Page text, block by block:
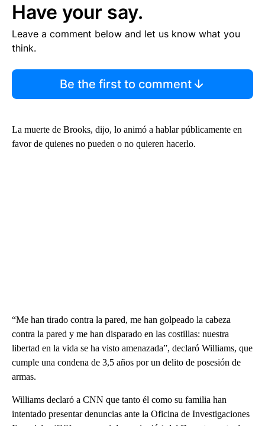
Have your say.
Leave a comment below and let us know what you
think.
Be the first to comment
La muerte de Brooks, dijo, lo animó a hablar públicamente en
favor de quienes no pueden o no quieren hacerlo.
“Me han tirado contra la pared, me han golpeado la cabeza
contra la pared y me han disparado en las costillas: nuestra
libertad en la vida se ha visto amenazada”, declaró Williams, que
cumple una condena de 3,5 años por un delito de posesión de
armas.
Williams declaró a CNN que tanto él como su familia han
intentado presentar denuncias ante la Oficina de Investigaciones